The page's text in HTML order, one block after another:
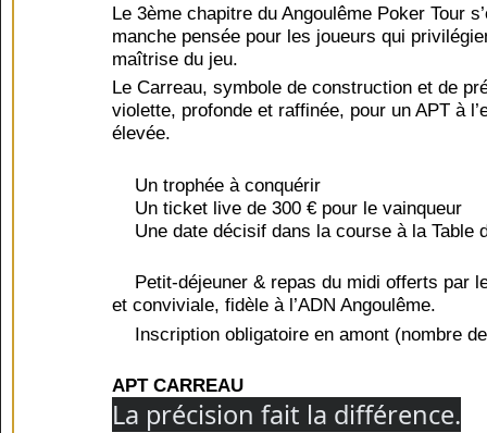
Le 3ème chapitre du Angoulême Poker Tour
manche pensée pour les joueurs qui
maîtrise du jeu.
Le Carreau, symbole de construction et de
violette, profonde et raffinée, pour un APT à
élevée.
Un trophée à conquérir
Un ticket live de 300 € pour le vainqueur
Une date décisif dans la course à la Table
Petit-déjeuner & repas du midi offerts par
et conviviale, fidèle à l’ADN Angoulême.
Inscription obligatoire en amont (nombre
APT CARREAU
La précision fait la différence.